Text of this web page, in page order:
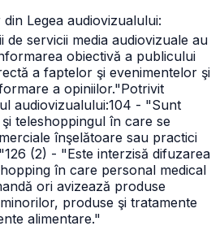
Legea audiovizualului:
servicii media audiovizuale au
obiectivă a publicului
a faptelor şi evenimentelor şi
a opiniilor."Potrivit
audiovizualului:104 - "Sunt
teleshoppingul în care se
înşelătoare sau practici
126 (2) - "Este interzisă difuzarea
în care personal medical
ori avizează produse
produse şi tratamente
alimentare."